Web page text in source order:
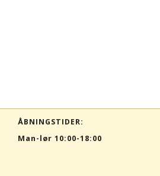
ÅBNINGSTIDER:
Man-lør 10:00-18:00